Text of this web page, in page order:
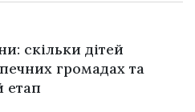
скільки дітей
громадах та
етап